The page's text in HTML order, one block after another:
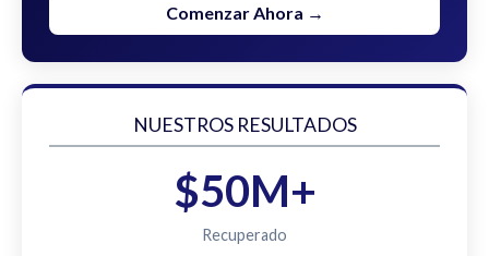
Comenzar Ahora →
NUESTROS RESULTADOS
$50M+
Recuperado